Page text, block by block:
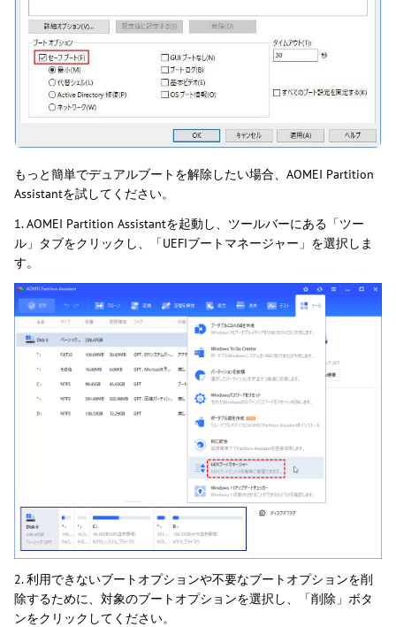
もっと簡単でデュアルブートを解除したい場合、AOMEI Partition
Assistantを試してください。
1. AOMEI Partition Assistantを起動し、ツールバーにある「ツー
ル」タブをクリックし、「UEFIブートマネージャー」を選択しま
す。
2. 利用できないブートオプションや不要なブートオプションを削
除するために、対象のブートオプションを選択し、「削除」ボタ
ンをクリックしてください。